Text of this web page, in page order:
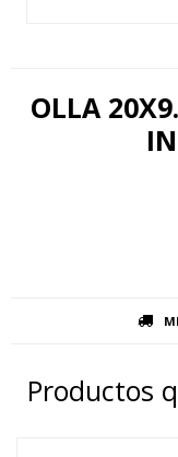
OLLA
Productos